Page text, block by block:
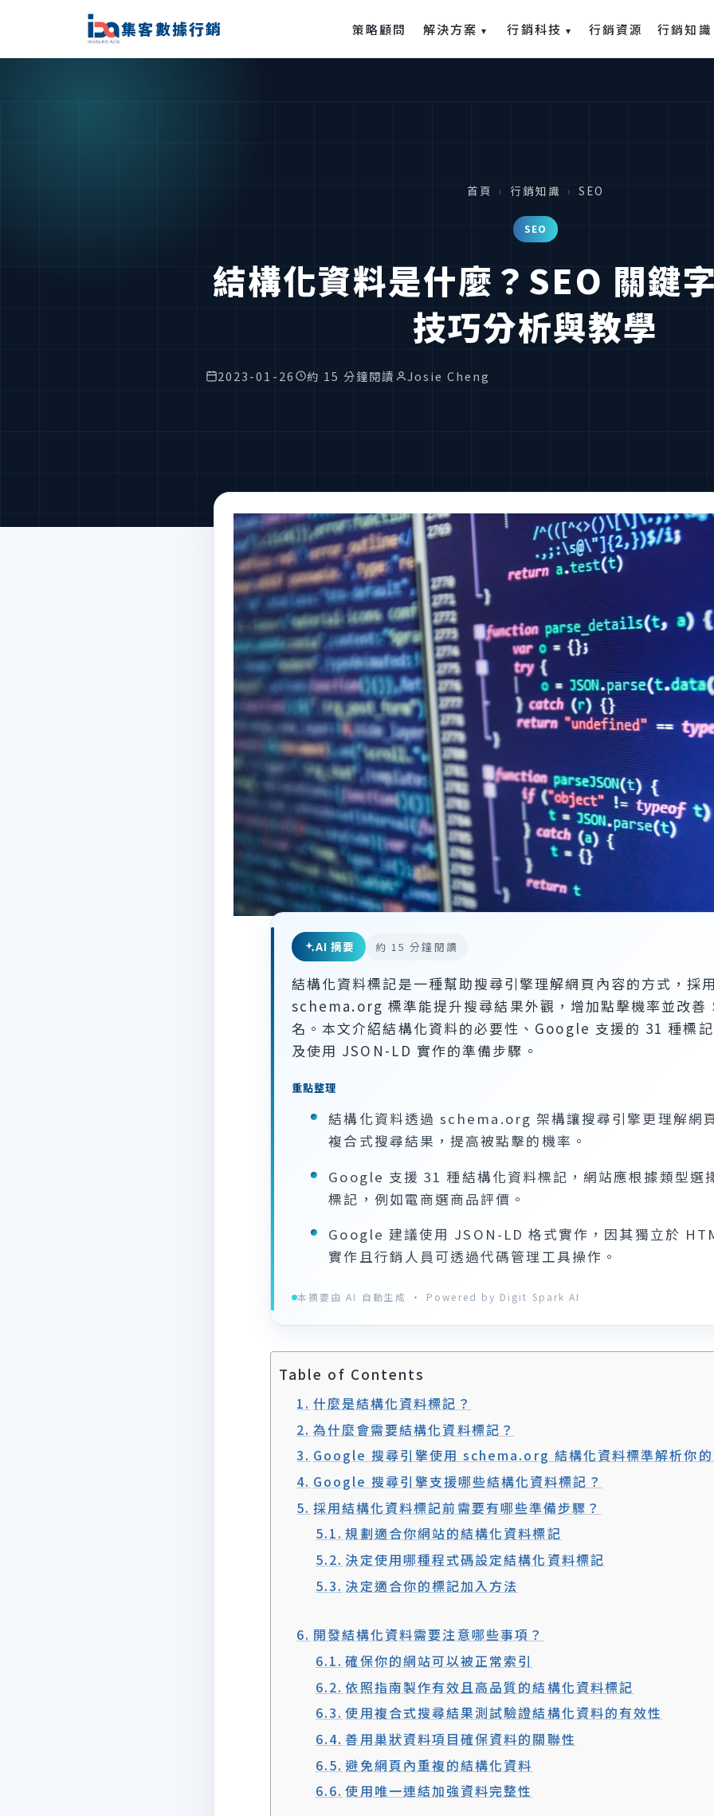
集客數據行銷 策略顧問 解決方案▾ 行銷科技 ▾ 行銷資源 行銷知識
首頁 › 行銷知識 › SEO
SEO
結構化資料是什麼？SEO 關鍵
技巧分析與教學
2023-01-26 約 15 分鐘閱讀 Josie Cheng
AI 摘要 約 15 分鐘閱讀
結構化資料標記是一種幫助搜尋引擎理解網頁內容的方式，採
schema.org 標準能提升搜尋結果外觀，增加點擊機率並改善
名。本文介紹結構化資料的必要性、Google 支援的 31 種標
及使用 JSON-LD 實作的準備步驟。
重點整理
結構化資料透過 schema.org 架構讓搜尋引擎更理解網
複合式搜尋結果，提高被點擊的機率。
Google 支援 31 種結構化資料標記，網站應根據類型選
標記，例如電商選商品評價。
Google 建議使用 JSON-LD 格式實作，因其獨立於
實作且行銷人員可透過代碼管理工具操作。
本摘要由 AI 自動生成 · Powered by Digit Spark AI
Table of Contents
什麼是結構化資料標記？
為什麼會需要結構化資料標記？
Google 搜尋引擎使用 schema.org 結構化資料標準解析你
Google 搜尋引擎支援哪些結構化資料標記？
採用結構化資料標記前需要有哪些準備步驟？
規劃適合你網站的結構化資料標記
決定使用哪種程式碼設定結構化資料標記
決定適合你的標記加入方法
開發結構化資料需要注意哪些事項？
確保你的網站可以被正常索引
依照指南製作有效且高品質的結構化資料標記
使用複合式搜尋結果測試驗證結構化資料的有效性
善用巢狀資料項目確保資料的關聯性
避免網頁內重複的結構化資料
使用唯一連結加強資料完整性